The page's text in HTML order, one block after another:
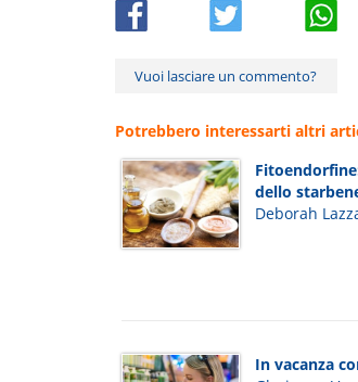
Vuoi lasciare un commento?
Potrebbero interessarti altri
dello
Deborah
In vacanza